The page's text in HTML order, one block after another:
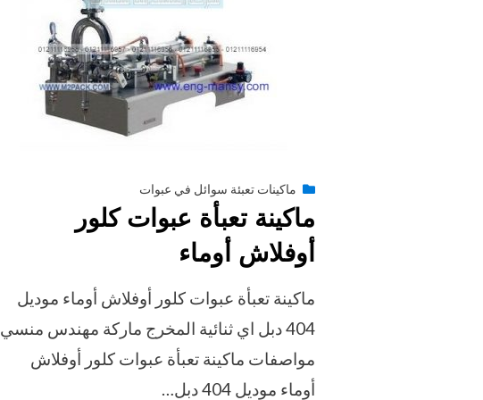
byengmansyPostedأغسطس 27, 2020
ماكينات تعبئة سوائل في عبوات
ماكينة تعبأة عبوات كلور
أوفلاش أوماء
ماكينة تعبأة عبوات كلور أوفلاش أوماء موديل
404 دبل اي ثنائية المخرج ماركة مهندس منسي
مواصفات ماكينة تعبأة عبوات كلور أوفلاش
أوماء موديل 404 دبل…